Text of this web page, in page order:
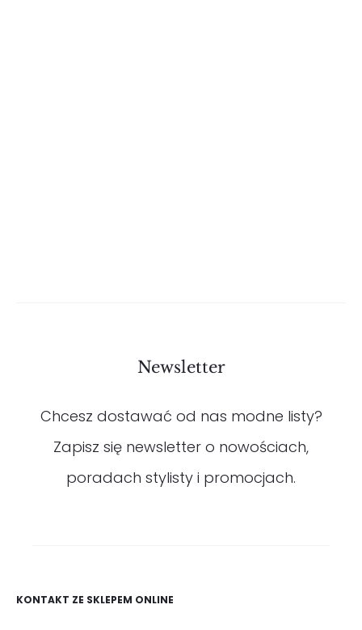
Newsletter
Chcesz dostawać od nas modne listy?
Zapisz się newsletter o nowościach,
poradach stylisty i promocjach.
KONTAKT ZE SKLEPEM ONLINE